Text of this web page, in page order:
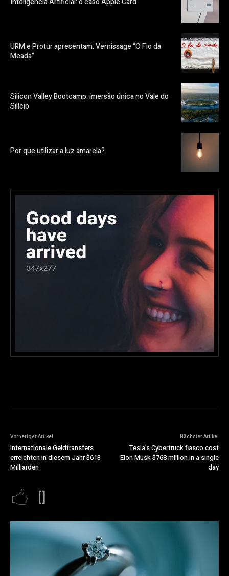
URM e Protur apresentam: Vernissage “O Fio da
Meada”
Silicon Valley Bootcamp: imersão única no Vale do
Silício
Por que utilizar a luz amarela?
Vorheriger Artikel
Internationale Geldtransfers
erreichten in diesem Jahr $613
Milliarden
Nächster Artikel
Tesla’s Cybertruck fiasco cost
Elon Musk $768 million in a single
day
[]